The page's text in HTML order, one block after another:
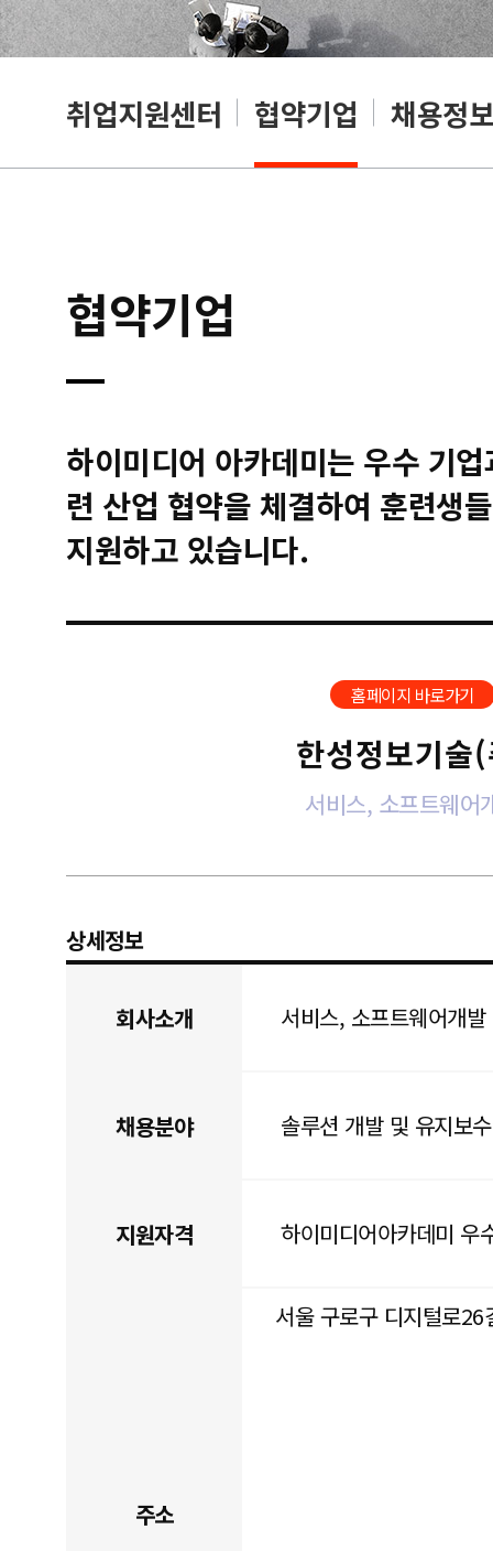
취업지원센터 협약기업 채용정보
협약기업
하이미디어 아카데미는 우수 기
련 산업 협약을 체결하여 훈련생
지원하고 있습니다.
홈페이지 바로가기
한성정보기술
서비스, 소프트웨어
상세정보
회사소개 서비스, 소프트웨어개발
채용분야 솔루션 개발 및 유지보
지원자격 하이미디어아카데미 우
주소
서울 구로구 디지털로